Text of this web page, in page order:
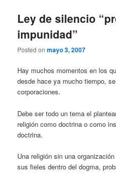
Ley de silencio
impunidad”
Posted onmayo 3, 2007
Hay muchos momentos en los
desde hace ya mucho tiempo,
corporaciones.
Debe ser todo un tema el
religión como doctrina o como
doctrina.
Una religión sin una
sus fieles dentro del dogma,